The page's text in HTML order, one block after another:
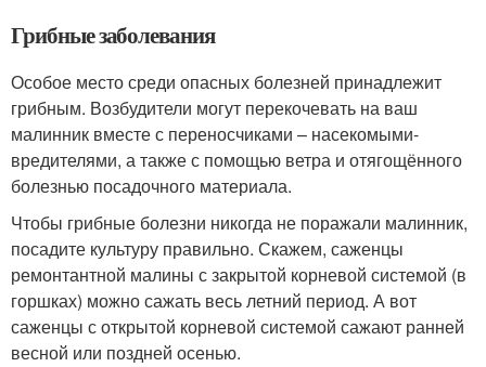
Грибные заболевания
Особое место среди опасных болезней принадлежит
грибным. Возбудители могут перекочевать на ваш
малинник вместе с переносчиками – насекомыми-
вредителями, а также с помощью ветра и отягощённого
болезнью посадочного материала.
Чтобы грибные болезни никогда не поражали малинник,
посадите культуру правильно. Скажем, саженцы
ремонтантной малины с закрытой корневой системой (в
горшках) можно сажать весь летний период. А вот
саженцы с открытой корневой системой сажают ранней
весной или поздней осенью.